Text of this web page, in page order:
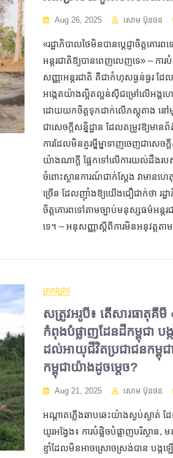
Aug 26, 2025 សោម ប៊ុនថន
«រដ្ឋាភិបាលថៃមិនបានប្តេជ្ញាចិត្តគោ
អន្តរជាតិឱ្យបានពេញលេញទេ» – ការ
សញ្ញាអន្តរជាតិ គឺជាកំហុសធ្ងន់ធ្ងរ ដែ
អង្កេតយ៉ាងល្អិតល្អន់ស៊ីជម្រៅ​លើអង្គហ
ដោយយកចិត្តទុកដាក់លើភស្តុតាង នៅមុ
ជាសេចក្តីសន្និដ្ឋាន ដែលតម្រូវឱ្យមាន​
ការដែលមិនគួរម្នីម្នាទាញចេញជាសេចក្
យ៉ាងណាក្តី ផ្អែកទៅលើការយល់ដឹងរបស់
ចំពោះស្ថានការណ៍ជាក់ស្តែង វាមានហ
ច្រើន ដែលញ៉ាំងឱ្យយើងជឿជាក់ថា រដ្ឋា
ចិត្តគោរពទៅតាមច្បាប់មនុស្សធម៌អន្ត
ទេ។ – អនុសញ្ញាស្តីពីការមិនអនុវត្តត
ស្រាវជ្រាវ
សត្រូវអរូបី៖ តើសារធាតុគី
កំពុងបំផ្លាញដែនដីកម្ពុជា ប
ដល់អាយុជីវិតប្រជាជនកម្ពុ
កម្ពុជាយ៉ាងដូចម្តេច?
Aug 21, 2025 សោម ប៊ុនថន
អណ្តាតភ្លើងឆាបឆេះយ៉ាងស្ងប់ស្ងាត់ ​ដ
យូរអង្វែង៖ ការបំផ្លិចបំផ្លាញ​បរិស្ថាន,
ខ្ទាំដែល​មិនអាចស្រោចស្រង់បាន បង្កឡ